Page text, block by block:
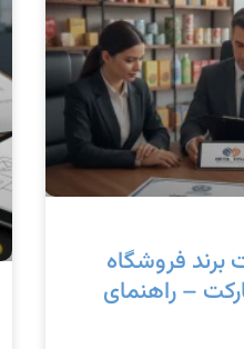
برند فروشگاه
– راهنمای